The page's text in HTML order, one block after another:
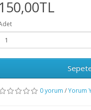
150,00TL
0 yorum /Yorum